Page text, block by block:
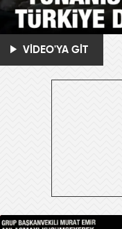
VİDEO'YA GİT